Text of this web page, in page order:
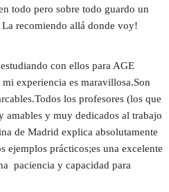
todo pero sobre todo guardo un
La recomiendo allá donde voy!
con ellos para AGE
mi experiencia es maravillosa.Son
los profesores (los que
amables y muy dedicados al trabajo
de Madrid explica absolutamente
ejemplos prácticos;es una excelente
paciencia y capacidad para